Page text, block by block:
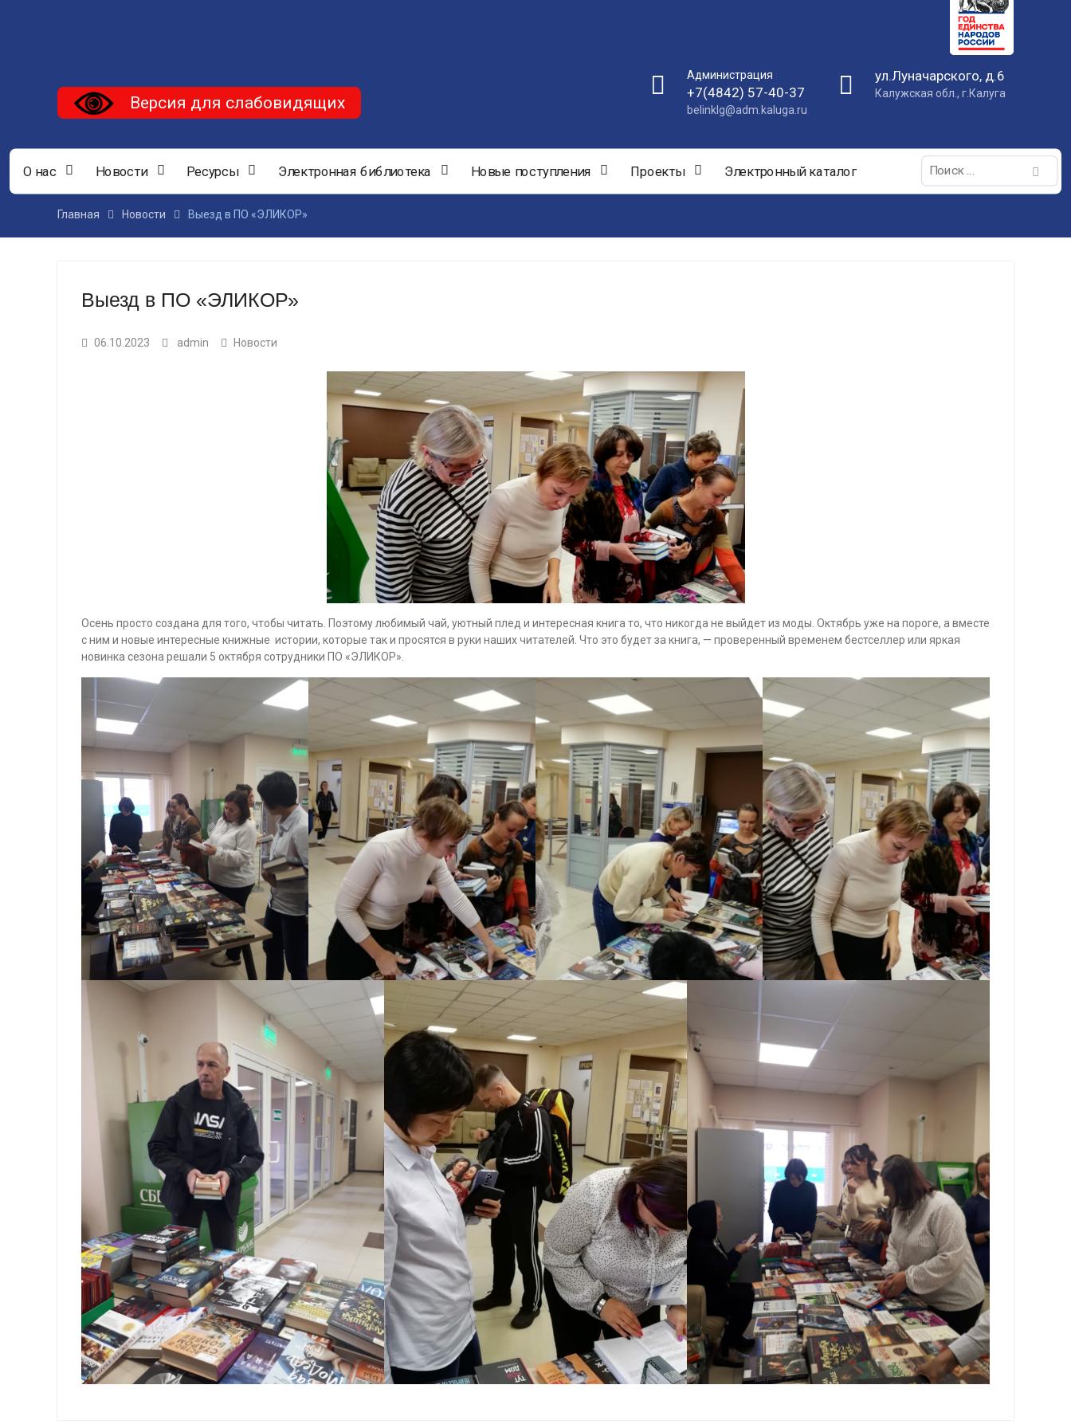
Администрация
+7(4842) 57-40-37
belinklg@adm.kaluga.ru
ул.Луначарского, д.6
Калужская обл., г.Калуга
Версия для слабовидящих
О нас Новости Ресурсы Электронная библиотека Новые поступления Проекты Электронный каталог
Поиск:
Главная Новости Выезд в ПО «ЭЛИКОР»
Выезд в ПО «ЭЛИКОР»
06.10.2023 admin Новости
Осень просто создана для того, чтобы читать. Поэтому любимый чай, уютный плед и интересная книга то, что никогда не выйдет из моды. Октябрь уже на пороге, а вместе
с ним и новые интересные книжные истории, которые так и просятся в руки наших читателей. Что это будет за книга, — проверенный временем бестселлер или яркая
новинка сезона решали 5 октября сотрудники ПО «ЭЛИКОР».